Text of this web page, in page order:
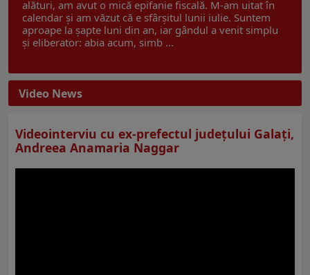
alături, am avut o mică epifanie fiscală. M-am uitat în
calendar și am văzut că e sfârșitul lunii iulie. Suntem
aproape la șapte luni din an, iar gândul a venit simplu
și eliberator: abia acum, simb ...
Video News
Videointerviu cu ex-prefectul judeţului Galaţi,
Andreea Anamaria Naggar